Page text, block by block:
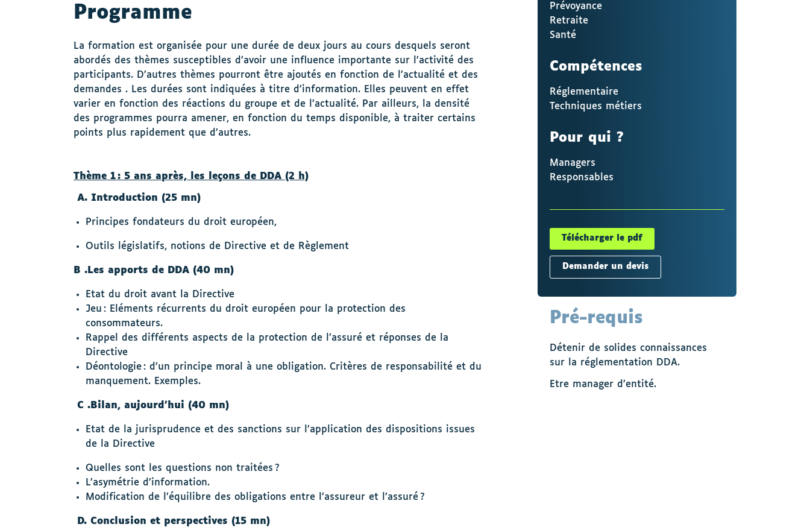
Prévoyance
Retraite
Santé
Compétences
Réglementaire
Techniques métiers
Pour qui ?
Managers
Responsables
Télécharger le pdf
Demander un devis
Pré-requis
Détenir de solides connaissances
sur la réglementation DDA.
Etre manager d’entité.
Programme
La formation est organisée pour une durée de deux jours au cours desquels seront
abordés des thèmes susceptibles d’avoir une influence importante sur l’activité des
participants. D’autres thèmes pourront être ajoutés en fonction de l’actualité et des
demandes . Les durées sont indiquées à titre d’information. Elles peuvent en effet
varier en fonction des réactions du groupe et de l’actualité. Par ailleurs, la densité
des programmes pourra amener, en fonction du temps disponible, à traiter certains
points plus rapidement que d’autres.
Thème 1 : 5 ans après, les leçons de DDA (2 h)
A. Introduction (25 mn)
Principes fondateurs du droit européen,
Outils législatifs, notions de Directive et de Règlement
B .Les apports de DDA (40 mn)
Etat du droit avant la Directive
Jeu : Eléments récurrents du droit européen pour la protection des
consommateurs.
Rappel des différents aspects de la protection de l’assuré et réponses de la
Directive
Déontologie : d’un principe moral à une obligation. Critères de responsabilité et du
manquement. Exemples.
C .Bilan, aujourd’hui (40 mn)
Etat de la jurisprudence et des sanctions sur l’application des dispositions issues
de la Directive
Quelles sont les questions non traitées ?
L’asymétrie d’information.
Modification de l’équilibre des obligations entre l’assureur et l’assuré ?
D. Conclusion et perspectives (15 mn)